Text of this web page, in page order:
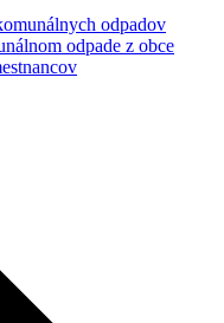
odpadov
odpade z obce